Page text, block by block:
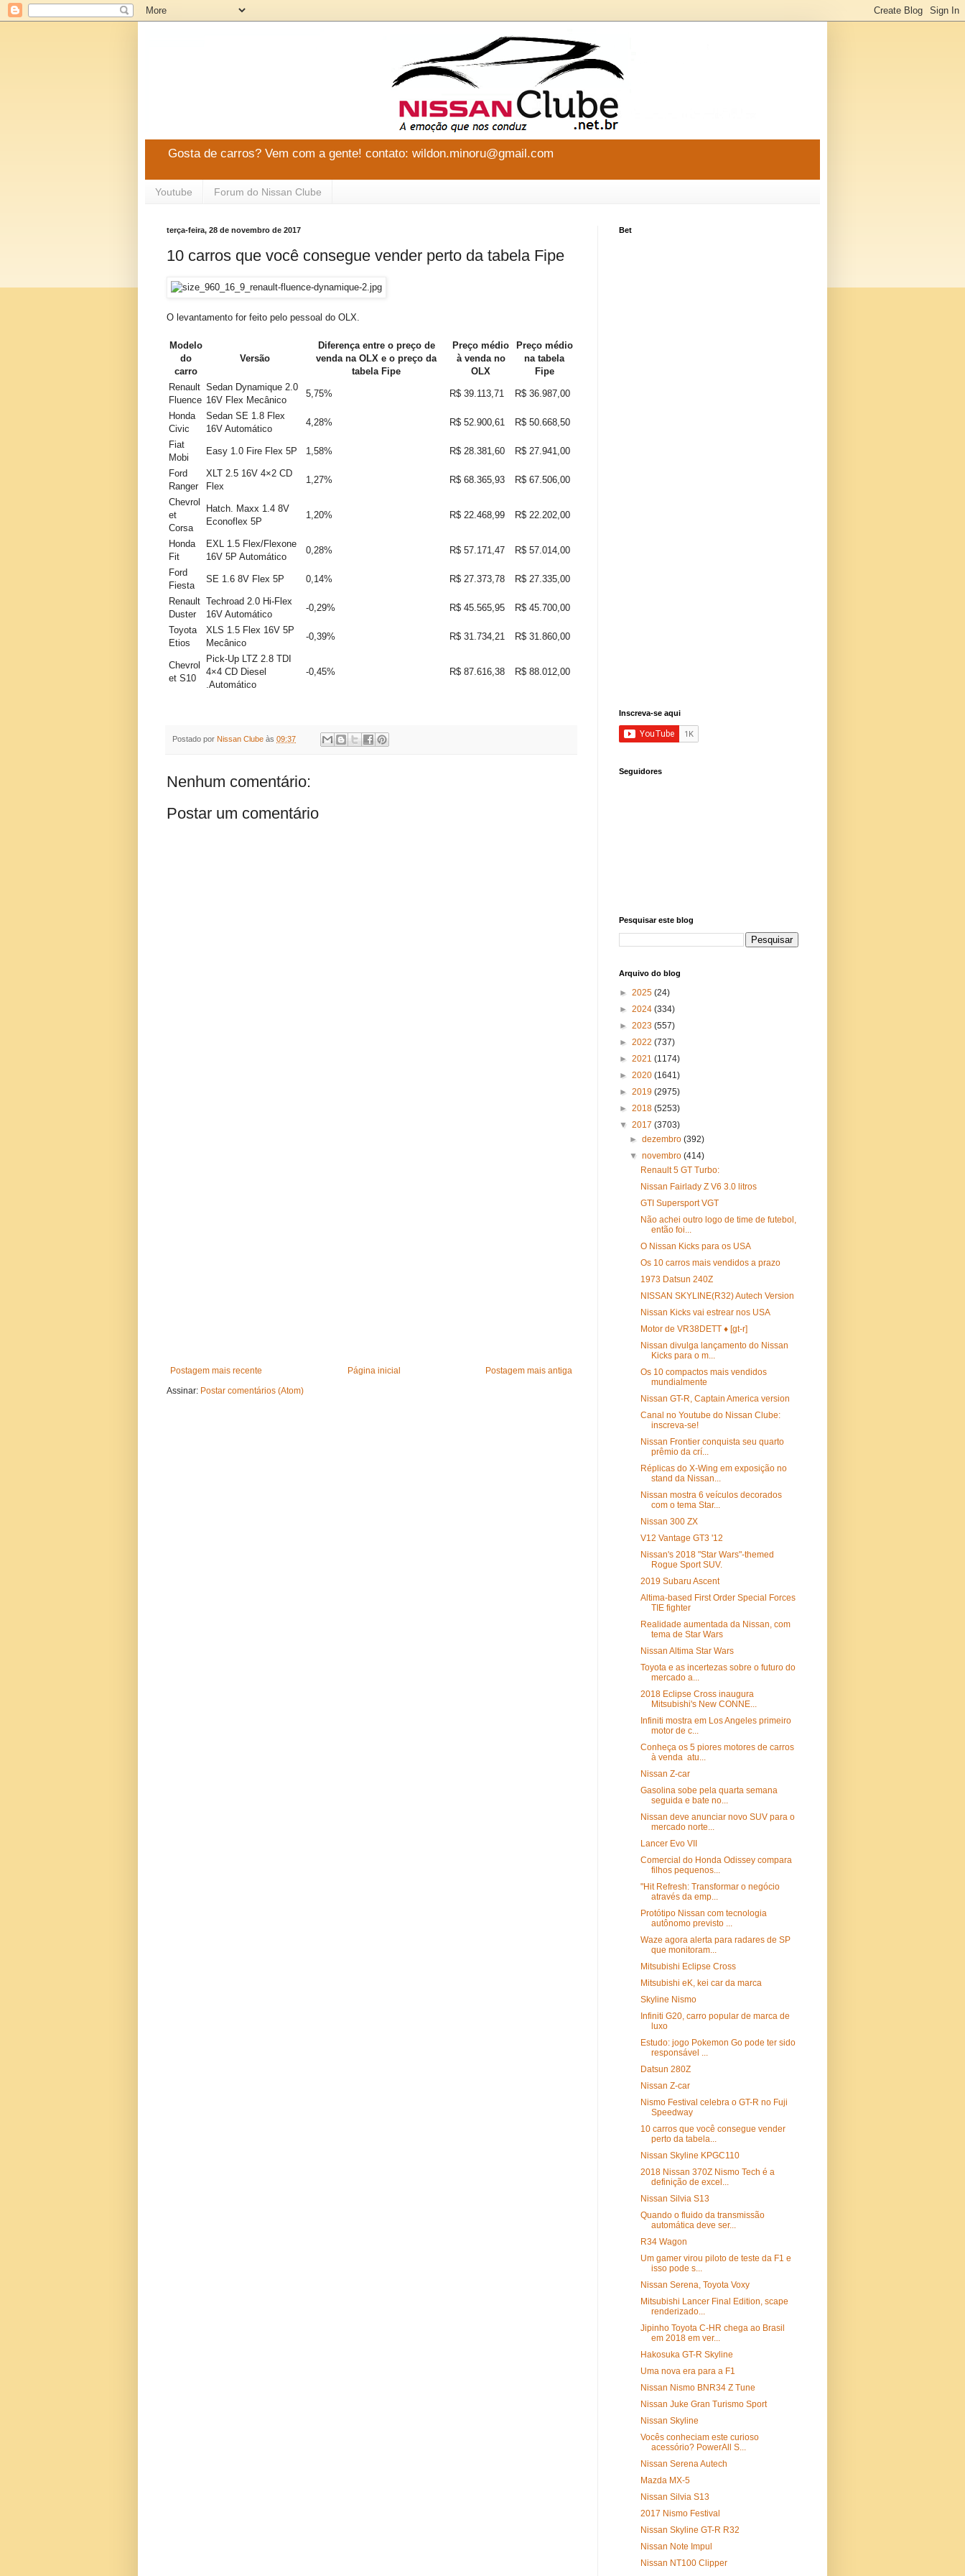
Gosta de carros? Vem com a gente! contato: wildon.minoru@gmail.com
Youtube Forum do Nissan Clube
terça-feira, 28 de novembro de 2017
10 carros que você consegue vender perto da tabela Fipe
O levantamento for feito pelo pessoal do OLX.
Modelo
do
carro
Versão
Diferença entre o preço de
venda na OLX e o preço da
tabela Fipe
Preço médio
à venda no
OLX
Preço médio
na tabela
Fipe
Renault
Fluence
Sedan Dynamique 2.0
16V Flex Mecânico
5,75% R$ 39.113,71 R$ 36.987,00
Honda
Civic
Sedan SE 1.8 Flex
16V Automático
4,28% R$ 52.900,61 R$ 50.668,50
Fiat
Mobi
Easy 1.0 Fire Flex 5P 1,58% R$ 28.381,60 R$ 27.941,00
Ford
Ranger
XLT 2.5 16V 4×2 CD
Flex
1,27% R$ 68.365,93 R$ 67.506,00
Chevrol
et
Corsa
Hatch. Maxx 1.4 8V
Econoflex 5P
1,20% R$ 22.468,99 R$ 22.202,00
Honda
Fit
EXL 1.5 Flex/Flexone
16V 5P Automático
0,28% R$ 57.171,47 R$ 57.014,00
Ford
Fiesta
SE 1.6 8V Flex 5P 0,14% R$ 27.373,78 R$ 27.335,00
Renault
Duster
Techroad 2.0 Hi-Flex
16V Automático
-0,29% R$ 45.565,95 R$ 45.700,00
Toyota
Etios
XLS 1.5 Flex 16V 5P
Mecânico
-0,39% R$ 31.734,21 R$ 31.860,00
Chevrol
et S10
Pick-Up LTZ 2.8 TDI
4×4 CD Diesel
.Automático
-0,45% R$ 87.616,38 R$ 88.012,00
Postado por Nissan Clube às 09:37
Nenhum comentário:
Postar um comentário
Postagem mais recente Postagem mais antiga
Página inicial
Assinar: Postar comentários (Atom)
Bet
Inscreva-se aqui
Seguidores
Pesquisar este blog
Arquivo do blog
► 2025 (24)
► 2024 (334)
► 2023 (557)
► 2022 (737)
► 2021 (1174)
► 2020 (1641)
► 2019 (2975)
► 2018 (5253)
▼ 2017 (3703)
►dezembro(392)
▼novembro(414)
Renault 5 GT Turbo:
Nissan Fairlady Z V6 3.0 litros
GTI Supersport VGT
Não achei outro logo de time de futebol,
então foi...
O Nissan Kicks para os USA
Os 10 carros mais vendidos a prazo
1973 Datsun 240Z
NISSAN SKYLINE(R32) Autech Version
Nissan Kicks vai estrear nos USA
Motor de VR38DETT ♦ [gt-r]
Nissan divulga lançamento do Nissan
Kicks para o m...
Os 10 compactos mais vendidos
mundialmente
Nissan GT-R, Captain America version
Canal no Youtube do Nissan Clube:
inscreva-se!
Nissan Frontier conquista seu quarto
prêmio da crí...
Réplicas do X-Wing em exposição no
stand da Nissan...
Nissan mostra 6 veículos decorados
com o tema Star...
Nissan 300 ZX
V12 Vantage GT3 '12
Nissan's 2018 "Star Wars"-themed
Rogue Sport SUV.
2019 Subaru Ascent
Altima-based First Order Special Forces
TIE fighter
Realidade aumentada da Nissan, com
tema de Star Wars
Nissan Altima Star Wars
Toyota e as incertezas sobre o futuro do
mercado a...
2018 Eclipse Cross inaugura
Mitsubishi's New CONNE...
Infiniti mostra em Los Angeles primeiro
motor de c...
Conheça os 5 piores motores de carros
à venda atu...
Nissan Z-car
Gasolina sobe pela quarta semana
seguida e bate no...
Nissan deve anunciar novo SUV para o
mercado norte...
Lancer Evo VII
Comercial do Honda Odissey compara
filhos pequenos...
"Hit Refresh: Transformar o negócio
através da emp...
Protótipo Nissan com tecnologia
autônomo previsto ...
Waze agora alerta para radares de SP
que monitoram...
Mitsubishi Eclipse Cross
Mitsubishi eK, kei car da marca
Skyline Nismo
Infiniti G20, carro popular de marca de
luxo
Estudo: jogo Pokemon Go pode ter sido
responsável ...
Datsun 280Z
Nissan Z-car
Nismo Festival celebra o GT-R no Fuji
Speedway
10 carros que você consegue vender
perto da tabela...
Nissan Skyline KPGC110
2018 Nissan 370Z Nismo Tech é a
definição de excel...
Nissan Silvia S13
Quando o fluido da transmissão
automática deve ser...
R34 Wagon
Um gamer virou piloto de teste da F1 e
isso pode s...
Nissan Serena, Toyota Voxy
Mitsubishi Lancer Final Edition, scape
renderizado...
Jipinho Toyota C-HR chega ao Brasil
em 2018 em ver...
Hakosuka GT-R Skyline
Uma nova era para a F1
Nissan Nismo BNR34 Z Tune
Nissan Juke Gran Turismo Sport
Nissan Skyline
Vocês conheciam este curioso
acessório? PowerAll S...
Nissan Serena Autech
Mazda MX-5
Nissan Silvia S13
2017 Nismo Festival
Nissan Skyline GT-R R32
Nissan Note Impul
Nissan NT100 Clipper